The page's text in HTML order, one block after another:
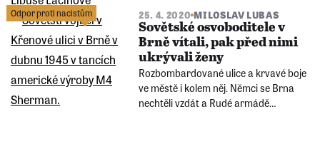
ještě vlastními silami opravil, v roce
1948 ho ale komunisté vyhodili na
dlažbu. Ze lva salónů se stal zlomený
člověk.
Odpor proti nacistům 25. 4. 2020 MILOSLAV LUBAS
Sovětské osvoboditele v
Brně vítali, pak před nimi
ukrývali ženy
Rozbombardované ulice a krvavé boje
ve městě i kolem něj. Němci se Brna
nechtěli vzdát a Rudé armádě